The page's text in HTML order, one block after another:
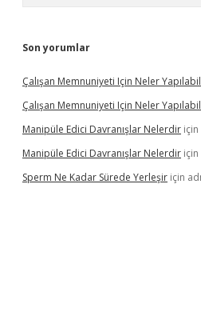
Son yorumlar
Çalışan Memnuniyeti Için Neler
Çalışan Memnuniyeti Için Neler
Manipüle Edici Davranışlar Nelerdir için
Manipüle Edici Davranışlar Nelerdir için
Sperm Ne Kadar Sürede Yerleşir için